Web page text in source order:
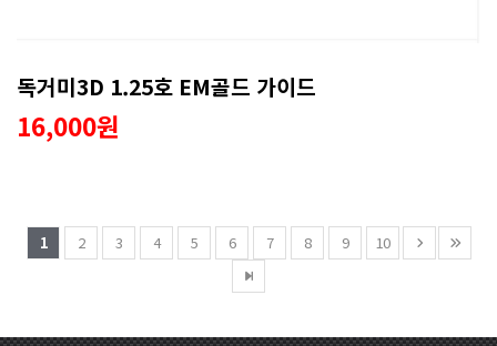
독거미3D 1.25호 EM골드 가이드
16,000원
1 2 3 4 5 6 7 8 9 10